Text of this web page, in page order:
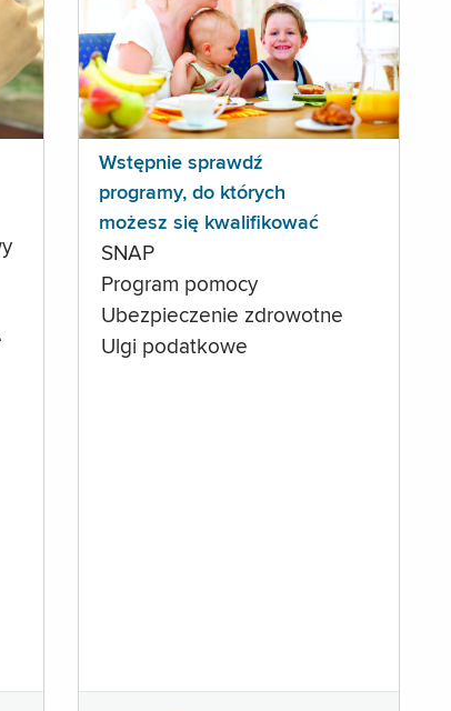
Wstępnie sprawdź
programy, do których
możesz się kwalifikować
SNAP
Program pomocy
Ubezpieczenie zdrowotne
Ulgi podatkowe